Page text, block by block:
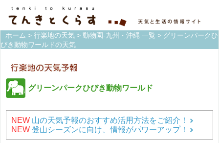
ホーム > 行楽地の天気 > 動物園-九州・沖縄 一覧 > グリーンパークひ
びき動物ワールドの天気
グリーンパークひびき動物ワールド
NEW 山の天気予報のおすすめ活用方法をご紹介！
NEW 登山シーズンに向け、情報がパワーアップ！